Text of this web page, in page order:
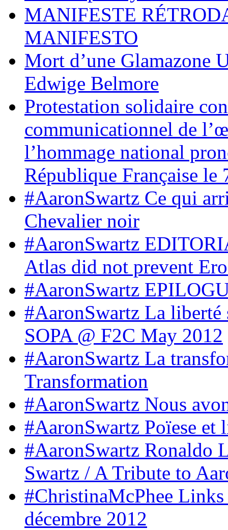
MANIFESTE
MANIFESTO
Mort d’une Glamazone
Edwige Belmore
Protestation solidaire
communicationnel de
l’hommage national
République Française le
#AaronSwartz Ce qui
Chevalier noir
#AaronSwartz
Atlas did not prevent
#AaronSwartz
#AaronSwartz La liberté
SOPA @ F2C May 2012
#AaronSwartz La
Transformation
#AaronSwartz Nous
#AaronSwartz Poïese et
#AaronSwartz Ronaldo
Swartz / A Tribute to
#ChristinaMcPhee
décembre 2012